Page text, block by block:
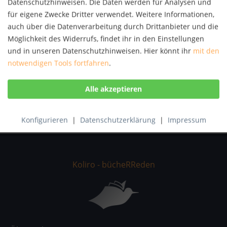
für eigene Zwecke Dritter verwendet. Weitere Informationen,
auch über die Datenverarbeitung durch Drittanbieter und die
Möglichkeit des Widerrufs, findet ihr in den Einstellungen
und in unseren Datenschutzhinweisen. Hier könnt ihr mit den
notwendigen Tools fortfahren.
Konfigurieren | Datenschutzerklärung | Impressum
Autor:
Armin Skierlo
Artikel-Nr.:
KNV33625188
ISBN:
9783639414004
Beschreibung
Revision with unchanged content. Frustration,
excitement, anger, happiness, anxiety, pleasure,...mehr
Bewertungen lesen, schreiben und diskutieren...mehr
Koliro - bücheRReden